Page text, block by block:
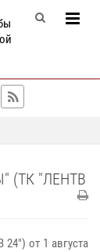
(ТК "ЛЕНТВ
от 1 августа